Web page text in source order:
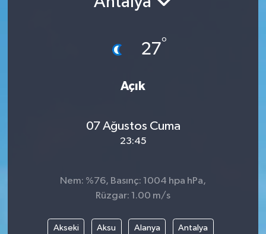
27°
Açık
07 Ağustos Cuma
23:45
Nem: %76, Basınç: 1004 hpa hPa,
Rüzgar: 1.00 m/s
Akseki Aksu Alanya Antalya